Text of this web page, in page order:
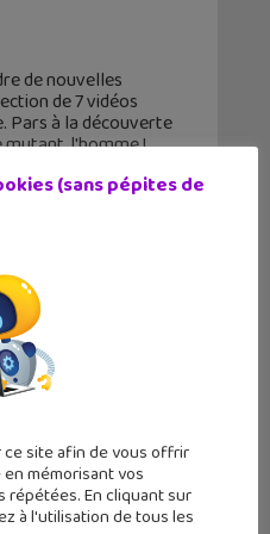
de nouvelles
de 7 vidéos
Pars à la découverte
mutant, l'homme !
(sans pépites de
site afin de vous offrir
mémorisant vos
En cliquant sur
à l'utilisation de tous les